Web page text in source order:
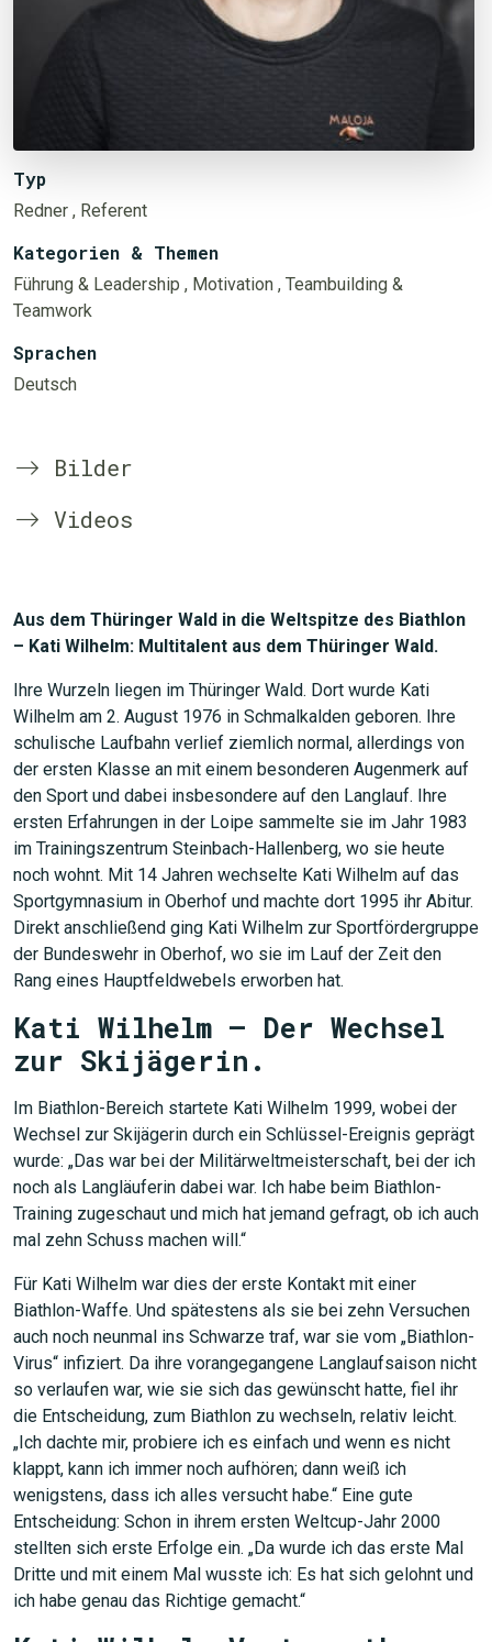
Typ
Redner , Referent
Kategorien & Themen
Führung & Leadership , Motivation , Teambuilding &
Teamwork
Sprachen
Deutsch
Bilder
Videos
Aus dem Thüringer Wald in die Weltspitze des Biathlon
– Kati Wilhelm: Multitalent aus dem Thüringer Wald.
Ihre Wurzeln liegen im Thüringer Wald. Dort wurde Kati
Wilhelm am 2. August 1976 in Schmalkalden geboren. Ihre
schulische Laufbahn verlief ziemlich normal, allerdings von
der ersten Klasse an mit einem besonderen Augenmerk auf
den Sport und dabei insbesondere auf den Langlauf. Ihre
ersten Erfahrungen in der Loipe sammelte sie im Jahr 1983
im Trainingszentrum Steinbach-Hallenberg, wo sie heute
noch wohnt. Mit 14 Jahren wechselte Kati Wilhelm auf das
Sportgymnasium in Oberhof und machte dort 1995 ihr Abitur.
Direkt anschließend ging Kati Wilhelm zur Sportfördergruppe
der Bundeswehr in Oberhof, wo sie im Lauf der Zeit den
Rang eines Hauptfeldwebels erworben hat.
Kati Wilhelm – Der Wechsel
zur Skijägerin.
Im Biathlon-Bereich startete Kati Wilhelm 1999, wobei der
Wechsel zur Skijägerin durch ein Schlüssel-Ereignis geprägt
wurde: „Das war bei der Militärweltmeisterschaft, bei der ich
noch als Langläuferin dabei war. Ich habe beim Biathlon-
Training zugeschaut und mich hat jemand gefragt, ob ich auch
mal zehn Schuss machen will.“
Für Kati Wilhelm war dies der erste Kontakt mit einer
Biathlon-Waffe. Und spätestens als sie bei zehn Versuchen
auch noch neunmal ins Schwarze traf, war sie vom „Biathlon-
Virus“ infiziert. Da ihre vorangegangene Langlaufsaison nicht
so verlaufen war, wie sie sich das gewünscht hatte, fiel ihr
die Entscheidung, zum Biathlon zu wechseln, relativ leicht.
„Ich dachte mir, probiere ich es einfach und wenn es nicht
klappt, kann ich immer noch aufhören; dann weiß ich
wenigstens, dass ich alles versucht habe.“ Eine gute
Entscheidung: Schon in ihrem ersten Weltcup-Jahr 2000
stellten sich erste Erfolge ein. „Da wurde ich das erste Mal
Dritte und mit einem Mal wusste ich: Es hat sich gelohnt und
ich habe genau das Richtige gemacht.“